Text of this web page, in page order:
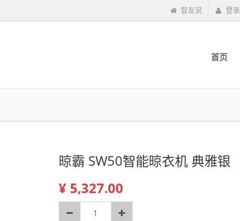
智友说 登录
首页
晾霸 SW50智能晾衣机 典雅银
¥ 5,327.00